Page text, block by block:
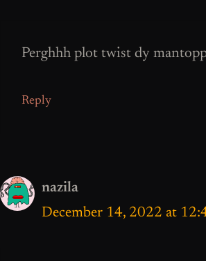
Perghhh plot twist dy
Reply
nazila
December 14, 2022 at